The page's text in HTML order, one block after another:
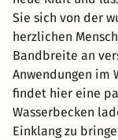
Sie sich von der
herzlichen
Bandbreite an
Anwendungen im
findet hier eine
Wasserbecken
Einklang zu